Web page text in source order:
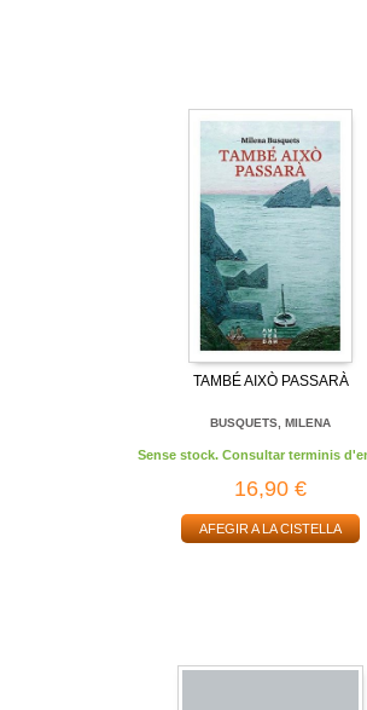
TAMBÉ AIXÒ PASSARÀ
BUSQUETS, MILENA
Sense stock. Consultar terminis
16,90 €
AFEGIR A LA CISTELLA